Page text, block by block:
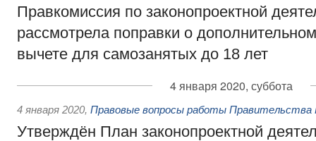
Правкомиссия по законопроектной
рассмотрела поправки о
вычете для самозанятых до 18 лет
4 января 2020, суббота
4 января 2020, Правовые вопросы работы Правительства
Утверждён План законопроектной